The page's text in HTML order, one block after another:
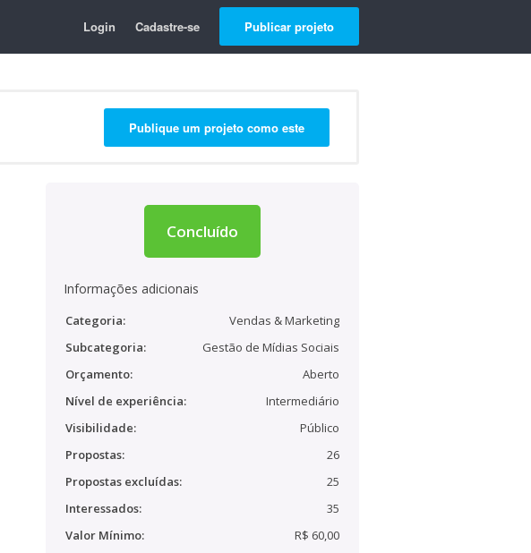
Login Cadastre-se Publicar projeto
Publique um projeto como este
Concluído
Informações adicionais
Categoria:
Vendas & Marketing
Subcategoria:
Gestão de Mídias Sociais
Orçamento:
Aberto
Nível de experiência:
Intermediário
Visibilidade:
Público
Propostas:
26
Propostas excluídas:
25
Interessados:
35
Valor Mínimo:
R$ 60,00